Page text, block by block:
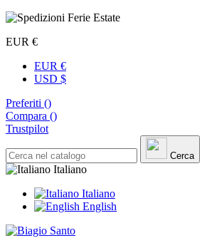
EUR €
EUR €
USD $
Preferiti ()
Compara ()
Trustpilot
Cerca
Italiano
Italiano
English